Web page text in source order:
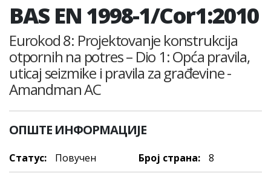
BAS EN 1998-1/Cor1:2010
Eurokod 8: Projektovanje konstrukcija
otpornih na potres – Dio 1: Opća pravila,
uticaj seizmike i pravila za građevine -
Amandman AC
ОПШТЕ ИНФОРМАЦИЈЕ
Статус: Повучен Број страна: 8